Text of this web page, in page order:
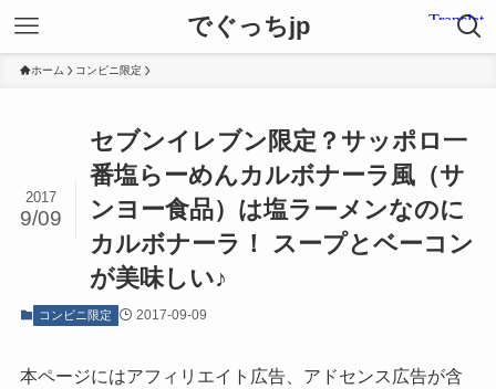
でぐっちjp
ホーム コンビニ限定
セブンイレブン限定？サッポロ一
番塩らーめんカルボナーラ風（サ
ンヨー食品）は塩ラーメンなのに
カルボナーラ！ スープとベーコン
が美味しい♪
2017
9/09
コンビニ限定 2017-09-09
本ページにはアフィリエイト広告、アドセンス広告が含